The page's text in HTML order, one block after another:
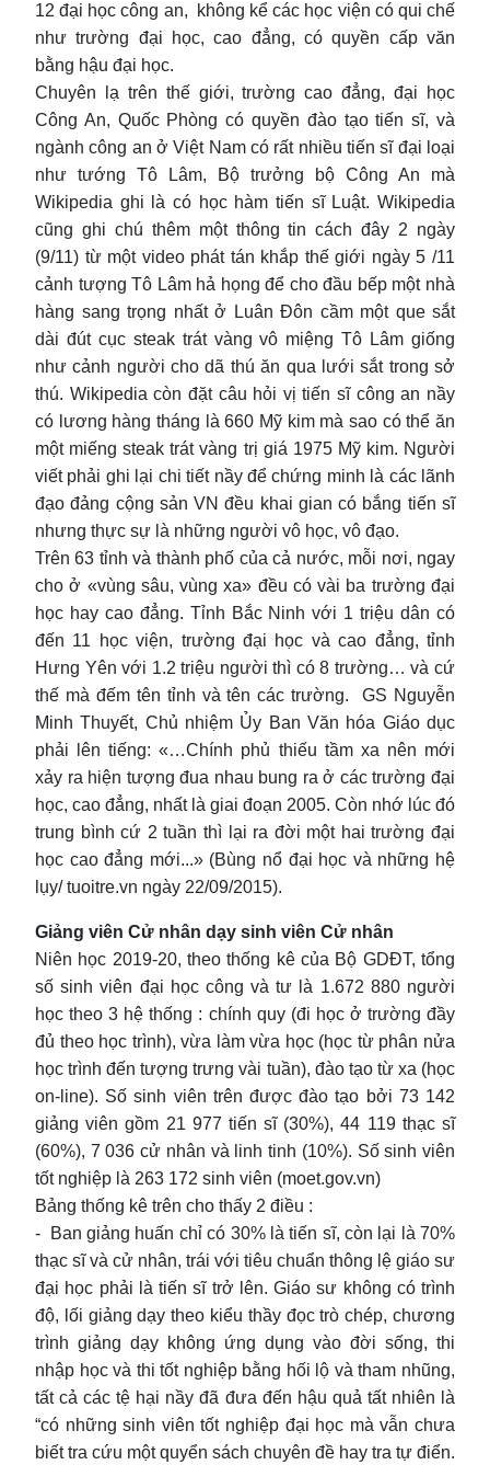
12 đại học công an, không kể các học viện có qui chế
như trường đại học, cao đẳng, có quyền cấp văn
bằng hậu đại học.
Chuyên lạ trên thế giới, trường cao đẳng, đại học
Công An, Quốc Phòng có quyền đào tạo tiến sĩ, và
ngành công an ở Việt Nam có rất nhiều tiến sĩ đại loại
như tướng Tô Lâm, Bộ trưởng bộ Công An mà
Wikipedia ghi là có học hàm tiến sĩ Luật. Wikipedia
cũng ghi chú thêm một thông tin cách đây 2 ngày
(9/11) từ một video phát tán khắp thế giới ngày 5 /11
cảnh tượng Tô Lâm hả họng để cho đầu bếp một nhà
hàng sang trọng nhất ở Luân Đôn cầm một que sắt
dài đút cục steak trát vàng vô miệng Tô Lâm giống
như cảnh người cho dã thú ăn qua lưới sắt trong sở
thú. Wikipedia còn đặt câu hỏi vị tiến sĩ công an nầy
có lương hàng tháng là 660 Mỹ kim mà sao có thể ăn
một miếng steak trát vàng trị giá 1975 Mỹ kim. Người
viết phải ghi lại chi tiết nầy để chứng minh là các lãnh
đạo đảng cộng sản VN đều khai gian có bắng tiến sĩ
nhưng thực sự là những người vô học, vô đạo.
Trên 63 tỉnh và thành phố của cả nước, mỗi nơi, ngay
cho ở «vùng sâu, vùng xa» đều có vài ba trường đại
học hay cao đẳng. Tỉnh Bắc Ninh với 1 triệu dân có
đến 11 học viện, trường đại học và cao đẳng, tỉnh
Hưng Yên với 1.2 triệu người thì có 8 trường… và cứ
thế mà đếm tên tỉnh và tên các trường. GS Nguyễn
Minh Thuyết, Chủ nhiệm Ủy Ban Văn hóa Giáo dục
phải lên tiếng: «…Chính phủ thiếu tầm xa nên mới
xảy ra hiện tượng đua nhau bung ra ở các trường đại
học, cao đẳng, nhất là giai đoạn 2005. Còn nhớ lúc đó
trung bình cứ 2 tuần thì lại ra đời một hai trường đại
học cao đẳng mới...» (Bùng nổ đại học và những hệ
lụy/ tuoitre.vn ngày 22/09/2015).
Giảng viên Cử nhân dạy sinh viên Cử nhân
Niên học 2019-20, theo thống kê của Bộ GDĐT, tổng
số sinh viên đại học công và tư là 1.672 880 người
học theo 3 hệ thống : chính quy (đi học ở trường đầy
đủ theo học trình), vừa làm vừa học (học từ phân nửa
học trình đến tượng trưng vài tuần), đào tạo từ xa (học
on-line). Số sinh viên trên được đào tạo bởi 73 142
giảng viên gồm 21 977 tiến sĩ (30%), 44 119 thạc sĩ
(60%), 7 036 cử nhân và linh tinh (10%). Số sinh viên
tốt nghiệp là 263 172 sinh viên (moet.gov.vn)
Bảng thống kê trên cho thấy 2 điều :
- Ban giảng huấn chỉ có 30% là tiến sĩ, còn lại là 70%
thạc sĩ và cử nhân, trái với tiêu chuẩn thông lệ giáo sư
đại học phải là tiến sĩ trở lên. Giáo sư không có trình
độ, lối giảng dạy theo kiểu thầy đọc trò chép, chương
trình giảng dạy không ứng dụng vào đời sống, thi
nhập học và thi tốt nghiệp bằng hối lộ và tham nhũng,
tất cả các tệ hại nầy đã đưa đến hậu quả tất nhiên là
“có những sinh viên tốt nghiệp đại học mà vẫn chưa
biết tra cứu một quyển sách chuyên đề hay tra tự điển.